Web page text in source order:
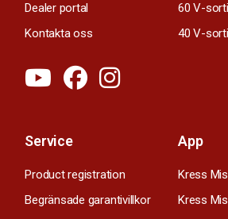
Dealer portal
Kontakta oss
60 V-
40 V-
Service
Product registration
Begränsade garantivillkor
App
Kress
Kress